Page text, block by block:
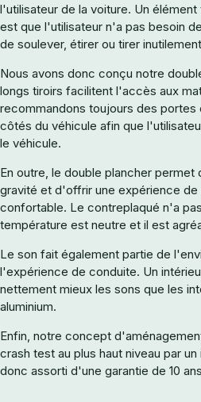
l'utilisateur de la voiture. Un
est que l'utilisateur n'a pas besoin
de soulever, étirer ou tirer
Nous avons donc conçu notre
longs tiroirs facilitent l'accès aux
recommandons toujours des portes
côtés du véhicule afin que
le véhicule.
En outre, le double plancher
gravité et d'offrir une expérience
confortable. Le contreplaqué n'a
température est neutre et il est
Le son fait également partie de
l'expérience de conduite. Un
nettement mieux les sons que les
aluminium.
Enfin, notre concept
crash test au plus haut niveau par
donc assorti d'une garantie de 10